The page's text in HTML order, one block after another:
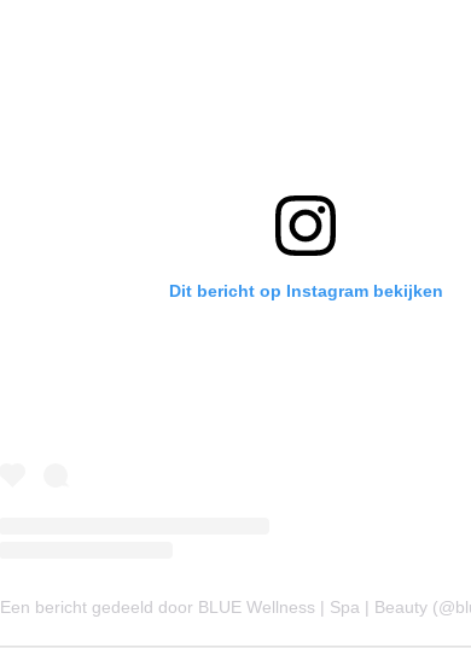
Dit bericht op Instagram bekijken
Een bericht gedeeld door BLUE Wellness | Spa | Beauty